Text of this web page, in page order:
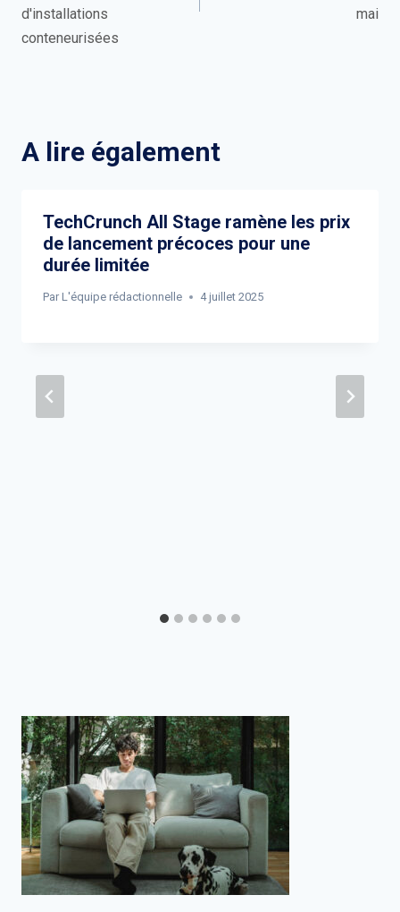
d'installations
conteneurisées
mai
A lire également
TechCrunch All Stage ramène les prix
de lancement précoces pour une
durée limitée
Par L'équipe rédactionnelle 4 juillet 2025